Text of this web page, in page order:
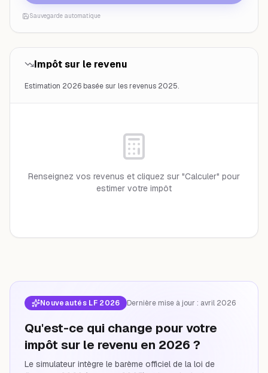
Sauvegarde automatique
Impôt sur le revenu
Estimation 2026 basée sur les revenus 2025.
Renseignez vos revenus et cliquez sur "Calculer" pour
estimer votre impôt
Nouveautés LF 2026 Dernière mise à jour : avril 2026
Qu'est-ce qui change pour votre
impôt sur le revenu en 2026 ?
Le simulateur intègre le barème officiel de la loi de